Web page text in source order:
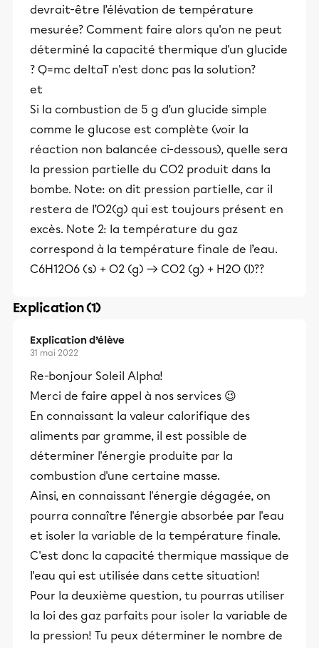
devrait-être l’élévation de température
mesurée? Comment faire alors qu'on ne peut
déterminé la capacité thermique d'un glucide
? Q=mc deltaT n'est donc pas la solution?
et
Si la combustion de 5 g d’un glucide simple
comme le glucose est complète (voir la
réaction non balancée ci-dessous), quelle sera
la pression partielle du CO2 produit dans la
bombe. Note: on dit pression partielle, car il
restera de l’O2(g) qui est toujours présent en
excès. Note 2: la température du gaz
correspond à la température finale de l’eau.
C6H12O6 (s) + O2 (g) → CO2 (g) + H2O (l)??
Explication (1)
Explication d’élève
31 mai 2022
Re-bonjour Soleil Alpha!
Merci de faire appel à nos services 😉
En connaissant la valeur calorifique des
aliments par gramme, il est possible de
déterminer l'énergie produite par la
combustion d'une certaine masse.
Ainsi, en connaissant l'énergie dégagée, on
pourra connaître l'énergie absorbée par l'eau
et isoler la variable de la température finale.
C'est donc la capacité thermique massique de
l'eau qui est utilisée dans cette situation!
Pour la deuxième question, tu pourras utiliser
la loi des gaz parfaits pour isoler la variable de
la pression! Tu peux déterminer le nombre de